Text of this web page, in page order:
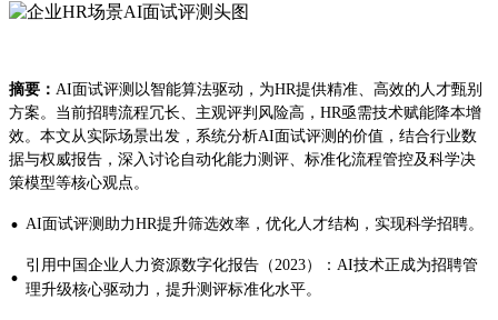
摘要： AI面试评测以智能算法驱动，为HR提供精准、高效的人才甄别
方案。当前招聘流程冗长、主观评判风险高，HR亟需技术赋能降本增
效。本文从实际场景出发，系统分析AI面试评测的价值，结合行业数
据与权威报告，深入讨论自动化能力测评、标准化流程管控及科学决
策模型等核心观点。
· AI面试评测助力HR提升筛选效率，优化人才结构，实现科学招聘。
· 引用中国企业人力资源数字化报告（2023）：AI技术正成为招聘管
理升级核心驱动力，提升测评标准化水平。